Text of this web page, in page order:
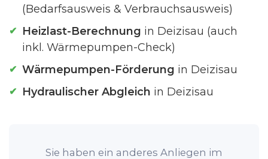
(Bedarfsausweis & Verbrauchsausweis)
Heizlast-Berechnung in Deizisau (auch
inkl. Wärmepumpen-Check)
Wärmepumpen-Förderung in Deizisau
Hydraulischer Abgleich in Deizisau
Sie haben ein anderes Anliegen im